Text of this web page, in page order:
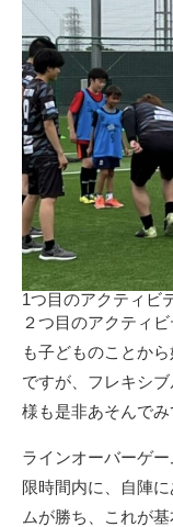
1つ目のアクティビ
２つ目のアクティ
も子どものことか
ですが、フレキシ
様も是非あそんでみ
ラインオーバーゲ
限時間内に、自陣
ムが勝ち、これが